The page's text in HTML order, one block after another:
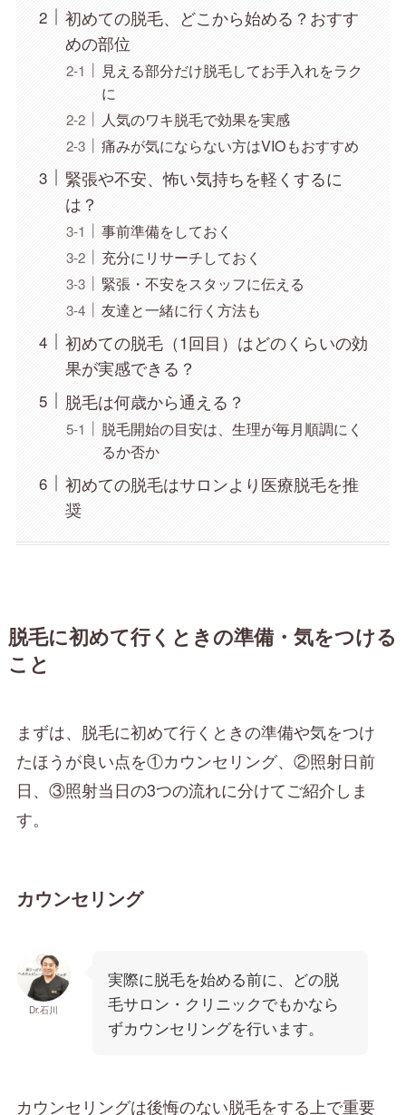
初めての脱毛、どこから始める？おすす
めの部位
見える部分だけ脱毛してお手入れをラク
に
人気のワキ脱毛で効果を実感
痛みが気にならない方はVIOもおすすめ
緊張や不安、怖い気持ちを軽くするに
は？
事前準備をしておく
充分にリサーチしておく
緊張・不安をスタッフに伝える
友達と一緒に行く方法も
初めての脱毛（1回目）はどのくらいの効
果が実感できる？
脱毛は何歳から通える？
脱毛開始の目安は、生理が毎月順調にく
るか否か
初めての脱毛はサロンより医療脱毛を推
奨
脱毛に初めて行くときの準備・気をつける
こと
まずは、脱毛に初めて行くときの準備や気をつけ
たほうが良い点を①カウンセリング、②照射日前
日、③照射当日の3つの流れに分けてご紹介しま
す。
カウンセリング
Dr.石川
実際に脱毛を始める前に、どの脱
毛サロン・クリニックでもかなら
ずカウンセリングを行います。
カウンセリングは後悔のない脱毛をする上で重要